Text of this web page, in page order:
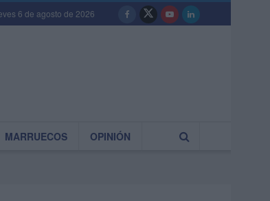
6 de agosto de 2026
MARRUECOS OPINIÓN